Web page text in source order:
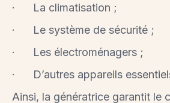
· La climatisation ;
· Le système de sécurité ;
· Les électroménagers ;
· D’autres appareils
Ainsi, la génératrice garantit le